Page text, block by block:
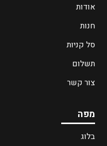
אודות
חנות
סל קניות
תשלום
צור קשר
מפה
בלוג